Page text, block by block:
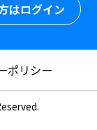
はログイン
ポリシー